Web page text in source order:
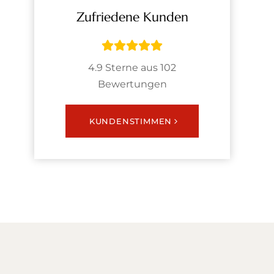
Zufriedene Kunden
4.9 Sterne aus 102
Bewertungen
KUNDENSTIMMEN